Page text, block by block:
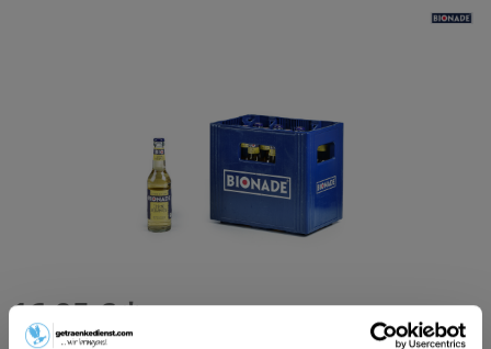
16,95 € *
Inhalt:3.96 Liter (4,28 € * / 1 Liter)